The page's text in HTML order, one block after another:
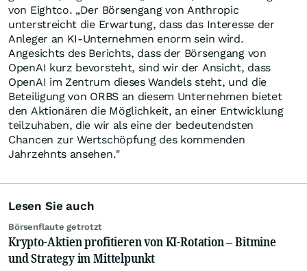
von Eightco. „Der Börsengang von Anthropic
unterstreicht die Erwartung, dass das Interesse der
Anleger an KI-Unternehmen enorm sein wird.
Angesichts des Berichts, dass der Börsengang von
OpenAI kurz bevorsteht, sind wir der Ansicht, dass
OpenAI im Zentrum dieses Wandels steht, und die
Beteiligung von ORBS an diesem Unternehmen bietet
den Aktionären die Möglichkeit, an einer Entwicklung
teilzuhaben, die wir als eine der bedeutendsten
Chancen zur Wertschöpfung des kommenden
Jahrzehnts ansehen."
Lesen Sie auch
Börsenflaute getrotzt
Krypto-Aktien profitieren von KI-Rotation – Bitmine
und Strategy im Mittelpunkt